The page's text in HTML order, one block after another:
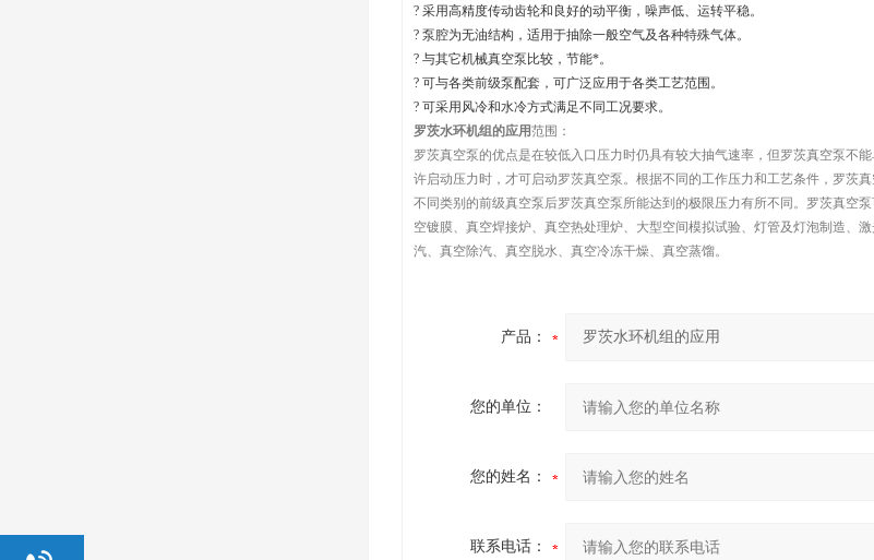
? 采用高精度传动齿轮和良好的动平衡，噪声低、运转平稳。
? 泵腔为无油结构，适用于抽除一般空气及各种特殊气体。
? 与其它机械真空泵比较，节能*。
? 可与各类前级泵配套，可广泛应用于各类工艺范围。
? 可采用风冷和水冷方式满足不同工况要求。
罗茨水环机组的应用范围：
罗茨真空泵的优点是在较低入口压力时仍具有较大抽气速率，但罗茨真空泵不
许启动压力时，才可启动罗茨真空泵。根据不同的工作压力和工艺条件，罗茨
不同类别的前级真空泵后罗茨真空泵所能达到的极限压力有所不同。罗茨真空
空镀膜、真空焊接炉、真空热处理炉、大型空间模拟试验、灯管及灯泡制造、
汽、真空除汽、真空脱水、真空冷冻干燥、真空蒸馏。
产品：
您的单位：
您的姓名：
联系电话：